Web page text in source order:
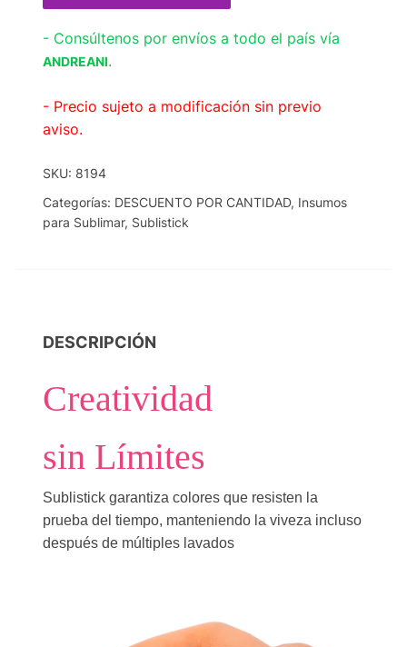
- Consúltenos por envíos a todo el país vía
ANDREANI.
- Precio sujeto a modificación sin previo
aviso.
SKU: 8194
Categorías: DESCUENTO POR CANTIDAD, Insumos
para Sublimar, Sublistick
DESCRIPCIÓN
Creatividad
sin Límites
Sublistick garantiza colores que resisten la
prueba del tiempo, manteniendo la viveza incluso
después de múltiples lavados